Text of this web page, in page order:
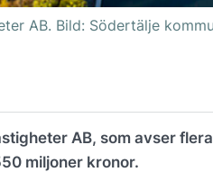
AB. Bild: Södertälje
AB, som avser
miljoner kronor.